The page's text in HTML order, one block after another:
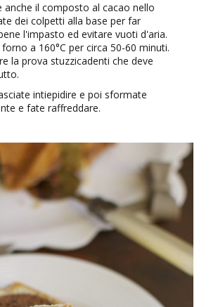
anche il composto al cacao nello
dei colpetti alla base per far
l'impasto ed evitare vuoti d'aria.
a 160°C per circa 50-60 minuti.
la prova stuzzicadenti che deve
intiepidire e poi sformate
e fate raffreddare.